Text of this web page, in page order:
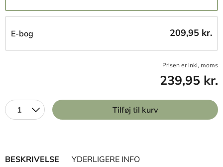
E-bog 209,95 kr.
Prisen er inkl, moms
239,95 kr.
1 Tilføj til kurv
BESKRIVELSE YDERLIGERE INFO